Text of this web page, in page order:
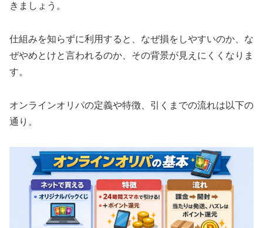
きましょう。
仕組みを知らずに利用すると、なぜ損をしやすいのか、な
ぜやめとけと言われるのか、その背景が見えにくくなりま
す。
オンラインオリパの定義や特徴、引くまでの流れは以下の
通り。